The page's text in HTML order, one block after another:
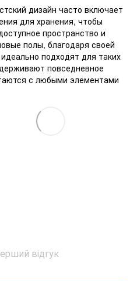
дизайн часто включает
для хранения, чтобы
пространство и
полы, благодаря своей
подходят для таких
повседневное
с любыми элементами
відгук